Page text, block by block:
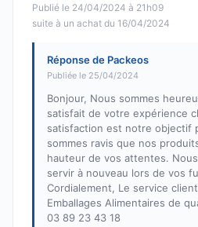
Publié le 24/04/2024 à 21h09
suite à un achat du 16/04/2024
Réponse de Packeos
Publiée le 25/04/2024
Bonjour, Nous sommes
satisfait de votre expérience
satisfaction est notre objectif
sommes ravis que nos
hauteur de vos attentes.
servir à nouveau lors de vos
Cordialement, Le service
Emballages Alimentaires de
03 89 23 43 18